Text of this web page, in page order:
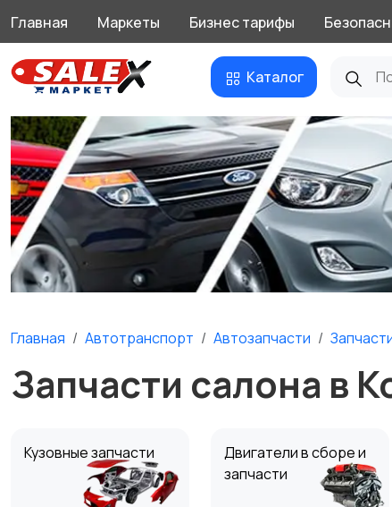
Главная Маркеты Бизнес тарифы
Каталог
Главная Автотранспорт Автозапчасти
Запчасти салона в
Кузовные запчасти
Двигатели в сборе и
запчасти